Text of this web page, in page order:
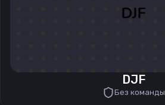
DJF
Без команды